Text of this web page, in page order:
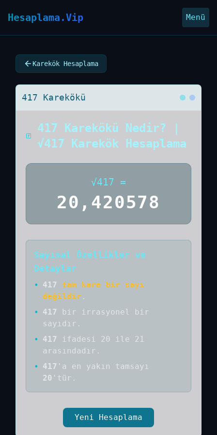
Hesaplama.Vip Menü
Karekök Hesaplama
417 Karekökü
417 Karekökü Nedir? |
√417 Karekök Hesaplama
√417 =
20,420578
Sayısal Özellikler ve
Detaylar
• 417
tam kare bir sayı
değildir .
•
417 bir
irrasyonel bir
sayıdır .
•
417
ifadesi 20 ile 21
arasındadır.
•
417 'a en yakın tamsayı
20 'tür.
Yeni Hesaplama